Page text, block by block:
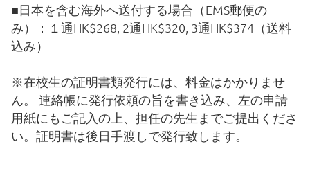
令和8年度（2026/2027）新小学1年生児童の募集
納付金一覧
教科書配布
■日本を含む海外へ送付する場合（EMS郵便の
み）：１通HK$268, 2通HK$320, 3通HK$374（送料
込み）
※在校生の証明書類発行には、料金はかかりませ
ん。 連絡帳に発行依頼の旨を書き込み、左の申請
用紙にもご記入の上、担任の先生までご提出くださ
い。証明書は後日手渡しで発行致します。